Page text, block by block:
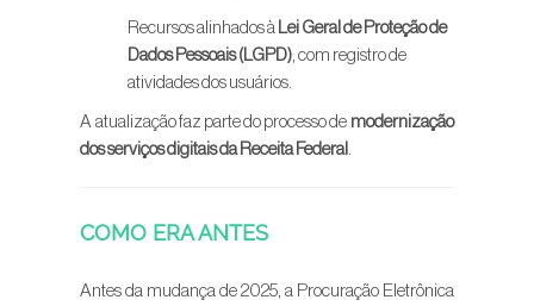
Recursos alinhados à Lei Geral de Proteção de
Dados Pessoais (LGPD), com registro de
atividades dos usuários.
A atualização faz parte do processo de modernização
dos serviços digitais da Receita Federal .
COMO ERA ANTES
Antes da mudança de 2025, a Procuração Eletrônica